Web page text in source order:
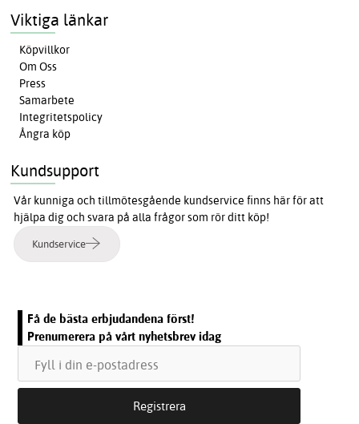
Viktiga länkar
Köpvillkor
Om Oss
Press
Samarbete
Integritetspolicy
Ångra köp
Kundsupport
Vår kunniga och tillmötesgående kundservice finns här för att
hjälpa dig och svara på alla frågor som rör ditt köp!
Kundservice
Få de bästa erbjudandena först!
Prenumerera på vårt nyhetsbrev idag